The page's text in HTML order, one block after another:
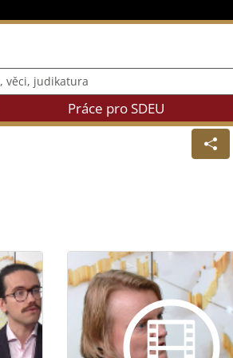
judikatura
Práce pro SDEU